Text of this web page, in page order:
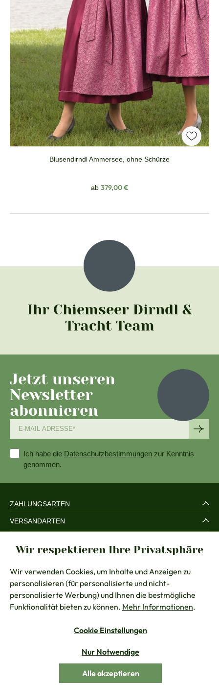
Blusendirndl Ammersee, ohne Schürze
Regulärer Preis:
ab 379,00 €
Ihr Chiemseer Dirndl &
Tracht Team
Jetzt unseren
Newsletter
abonnieren
Ich habe die Datenschutzbestimmungen zur Kenntnis
genommen.
ZAHLUNGSARTEN
VERSANDARTEN
RECHTLICHES
BERATUNG
KONTAKT
Vertrag widerrufen
Alle Preise inkl. gesetzl. Mehrwertsteuer zzgl.
Wir respektieren Ihre Privatsphäre
Wir verwenden Cookies, um Inhalte und Anzeigen zu
personalisieren (für personalisierte und nicht-
personalisierte Werbung) und Ihnen die bestmögliche
Funktionalität bieten zu können. Mehr Informationen.
Cookie Einstellungen
Nur Notwendige
Alle akzeptieren